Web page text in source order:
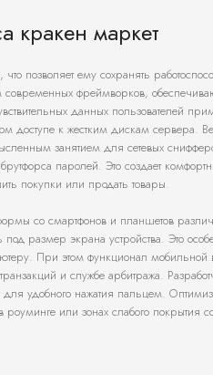
кракен маркет
позволяет ему сохранять
современных фреймворков,
данных пользователей
к жестким дискам сервера.
занятием для сетевых
паролей. Это создает
покупки или продать товары.
со смартфонов и планшетов
размер экрана устройства. Это
При этом функционал мобильной
и службе арбитража.
удобного нажатия пальцем.
или зонах слабого покрытия